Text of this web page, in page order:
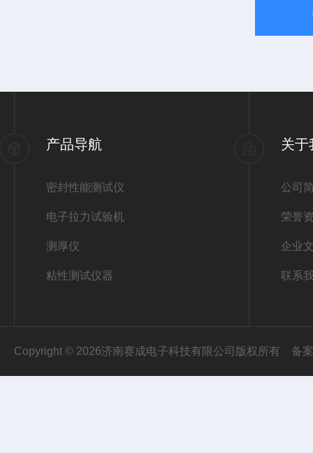
产品导航
密封性能测试仪
电子拉力试验机
测厚仪
粘性测试仪器
关于
公司
荣誉
企业
联系
Copyright © 2026济南赛成电子科技有限公司版权所有 备